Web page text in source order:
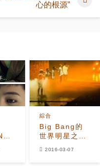
心的根源”
Big Bang的
世界明星之路
綜合
2016-03-07